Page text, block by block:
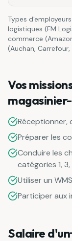
Types
logistiques (FM
commerce
(Auchan,
Vos
Réceptionner,
Préparer les
Conduire les
catégories 1,
Utiliser un
Participer aux
Salaire